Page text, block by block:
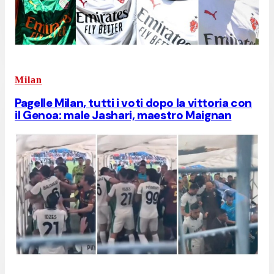
Milan
Pagelle Milan, tutti i voti dopo la vittoria con
il Genoa: male Jashari, maestro Maignan